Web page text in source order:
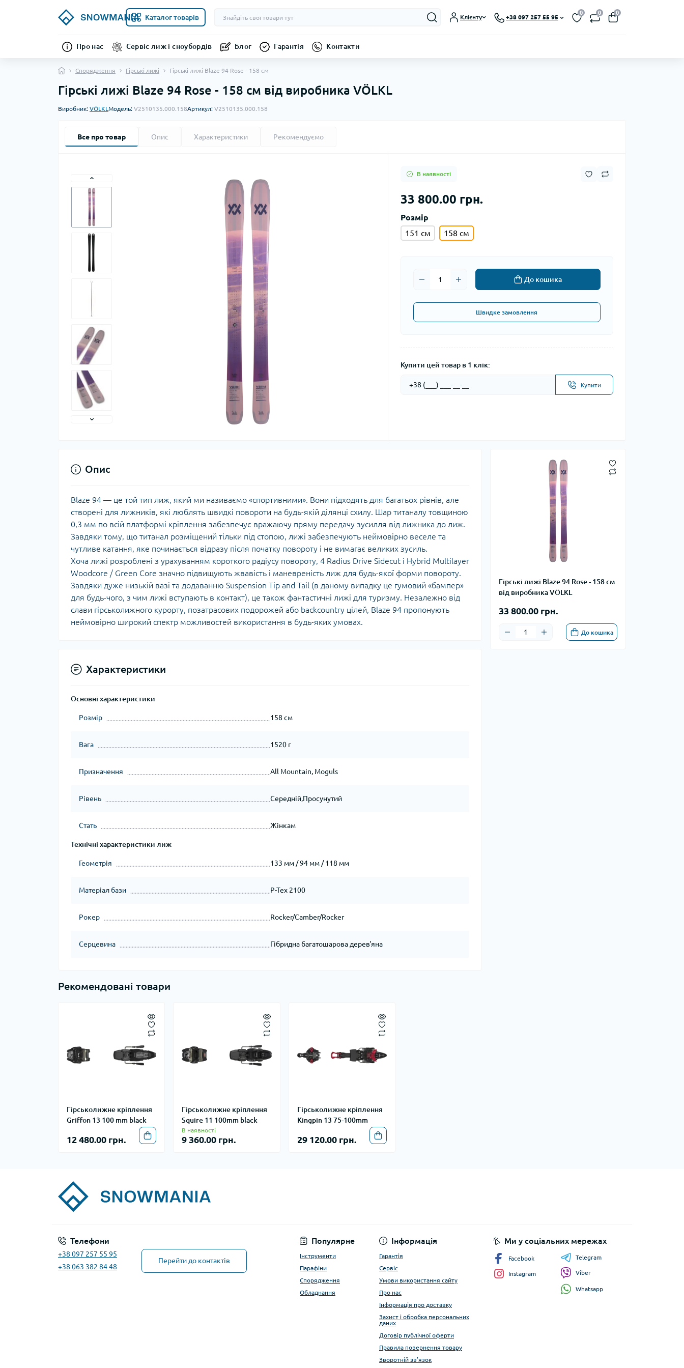
Каталог товарів Клієнту +38 097 257 55 95
0 0 0
Про нас Сервіс лиж і сноубордів Блог Гарантія Контакти
Спорядження Гірські лижі Гірські лижі Blaze 94 Rose - 158 см
Гірські лижі Blaze 94 Rose - 158 см від виробника VÖLKL
Виробник: VÖLKL Модель: V2510135.000.158Артикул: V2510135.000.158
Все про товар Опис Характеристики Рекомендуємо
В наявності
33 800.00 грн.
Розмір
151 см
158 см
До кошика
Швидке замовлення
Купити цей товар в 1 клік:
Купити
Гірські лижі Blaze 94 Rose - 158 см
від виробника VÖLKL
33 800.00 грн.
До кошика
Опис
Blaze 94 — це той тип лиж, який ми називаємо «спортивними». Вони підходять для багатьох рівнів, але
створені для лижників, які люблять швидкі повороти на будь-якій ділянці схилу. Шар титаналу товщиною
0,3 мм по всій платформі кріплення забезпечує вражаючу пряму передачу зусилля від лижника до лиж.
Завдяки тому, що титанал розміщений тільки під стопою, лижі забезпечують неймовірно веселе та
чутливе катання, яке починається відразу після початку повороту і не вимагає великих зусиль.
Хоча лижі розроблені з урахуванням короткого радіусу повороту, 4 Radius Drive Sidecut і Hybrid Multilayer
Woodcore / Green Core значно підвищують жвавість і маневреність лиж для будь-якої форми повороту.
Завдяки дуже низькій вазі та додаванню Suspension Tip and Tail (в даному випадку це гумовий «бампер»
для будь-чого, з чим лижі вступають в контакт), це також фантастичні лижі для туризму. Незалежно від
слави гірськолижного курорту, позатрасових подорожей або backcountry цілей, Blaze 94 пропонують
неймовірно широкий спектр можливостей використання в будь-яких умовах.
Характеристики
Основні характеристики
Розмір 158 см
Вага 1520 г
Призначення All Mountain, Moguls
Рівень Середній,Просунутий
Стать Жінкам
Технічні характеристики лиж
Геометрія 133 мм / 94 мм / 118 мм
Матеріал бази P-Tex 2100
Рокер Rocker/Camber/Rocker
Серцевина Гібридна багатошарова дерев'яна
Рекомендовані товари
Гірськолижне кріплення
Griffon 13 100 mm black
12 480.00 грн.
Гірськолижне кріплення
Squire 11 100mm black
В наявності
9 360.00 грн.
Гірськолижне кріплення
Kingpin 13 75-100mm
29 120.00 грн.
Телефони
+38 097 257 55 95
+38 063 382 84 48
Перейти до контактів
Популярне
Інструменти
Парафіни
Спорядження
Обладнання
Інформація
Гарантія
Сервіс
Умови використання сайту
Про нас
Інформація про доставку
Захист і обробка персональних
даних
Договір публічної оферти
Правила повернення товару
Зворотній зв’язок
Ми у соціальних мережах
Facebook
Instagram
Telegram
Viber
Whatsapp